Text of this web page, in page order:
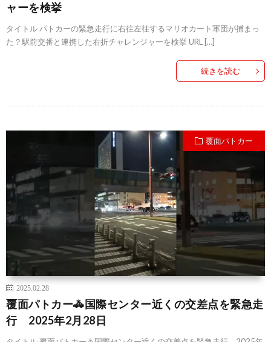
ャーを検挙
タイトル パトカーの緊急走行に右往左往するマリオカート軍団が捕まっ
た？駅前交番と連携した右折チャレンジャーを検挙 URL […]
続きを読む
覆面パトカー
2025.02.28
覆面パトカー🚓国際センター近くの交差点を緊急走
行 2025年2月28日